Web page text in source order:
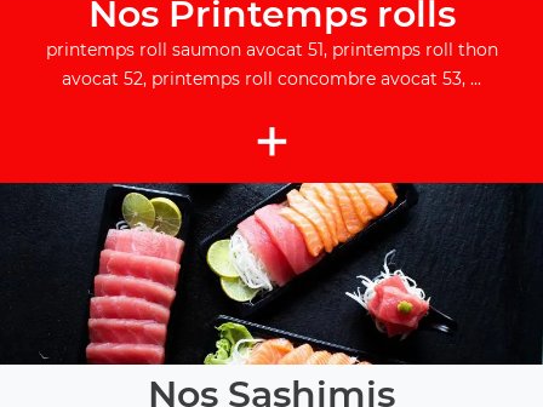
Nos Printemps rolls
printemps roll saumon avocat 51, printemps roll thon
avocat 52, printemps roll concombre avocat 53, ...
+
Nos Sashimis